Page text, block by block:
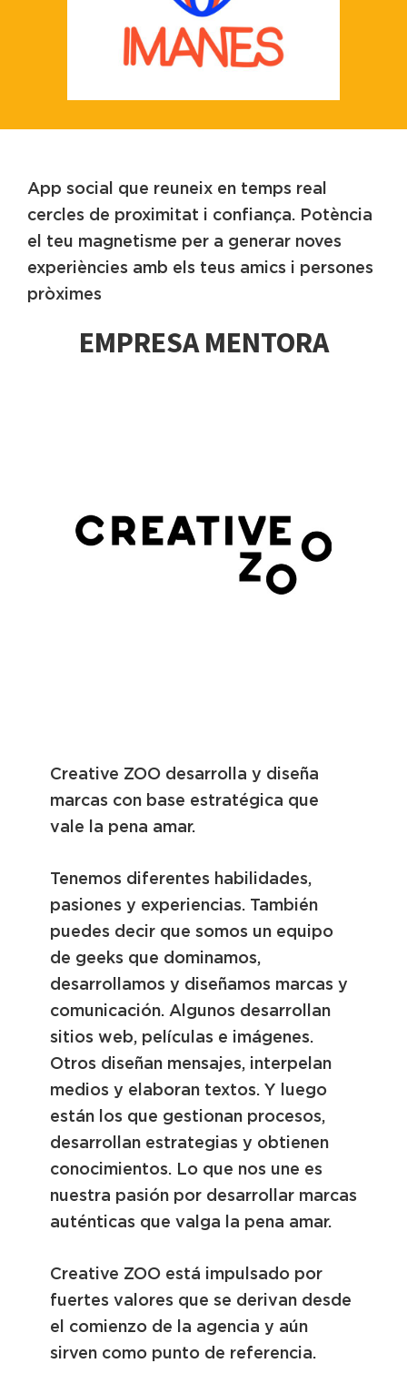
App social que reuneix en temps real
cercles de proximitat i confiança. Potència
el teu magnetisme per a generar noves
experiències amb els teus amics i persones
pròximes
EMPRESA MENTORA
Creative ZOO desarrolla y diseña
marcas con base estratégica que
vale la pena amar.
Tenemos diferentes habilidades,
pasiones y experiencias. También
puedes decir que somos un equipo
de geeks que dominamos,
desarrollamos y diseñamos marcas y
comunicación. Algunos desarrollan
sitios web, películas e imágenes.
Otros diseñan mensajes, interpelan
medios y elaboran textos. Y luego
están los que gestionan procesos,
desarrollan estrategias y obtienen
conocimientos. Lo que nos une es
nuestra pasión por desarrollar marcas
auténticas que valga la pena amar.
Creative ZOO está impulsado por
fuertes valores que se derivan desde
el comienzo de la agencia y aún
sirven como punto de referencia.